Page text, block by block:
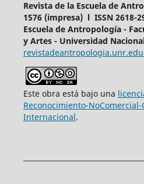
Revista de la Escuela de
1576 (impresa) l ISSN 2618-
Escuela de Antropología -
y Artes - Universidad
Este obra está bajo una
Reconocimiento-
Internacional.